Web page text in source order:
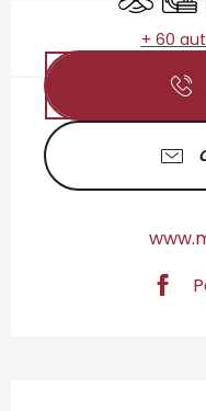
+ 60